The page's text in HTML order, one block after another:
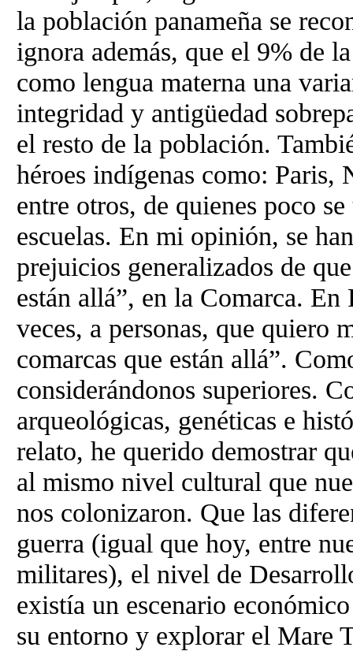
la población panameña se
ignora además, que el 9% de
como lengua materna una
integridad y antigüedad
el resto de la población.
héroes indígenas como: Paris,
entre otros, de quienes poco
escuelas. En mi opinión, se
prejuicios generalizados de
están allá”, en la Comarca. En
veces, a personas, que quiero
comarcas que están allá”.
considerándonos superiores.
arqueológicas, genéticas e
relato, he querido demostrar
al mismo nivel cultural que
nos colonizaron. Que las
guerra (igual que hoy, entre
militares), el nivel de
existía un escenario
su entorno y explorar el Mare